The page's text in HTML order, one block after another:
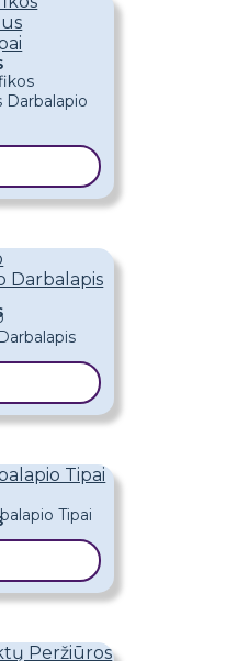
Darbalapis
Tipai
Peržiūros